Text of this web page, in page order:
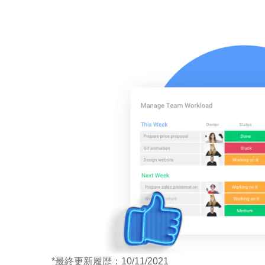
*最終更新履歴：10/11/2021